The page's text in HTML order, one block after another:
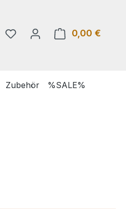
0,00 €
Zubehör %SALE%